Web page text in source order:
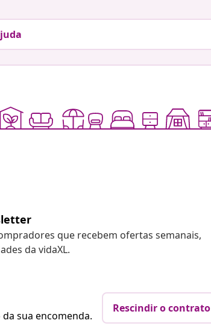
que recebem ofertas semanais,
da vidaXL.
sua encomenda.
Rescindir o contrato